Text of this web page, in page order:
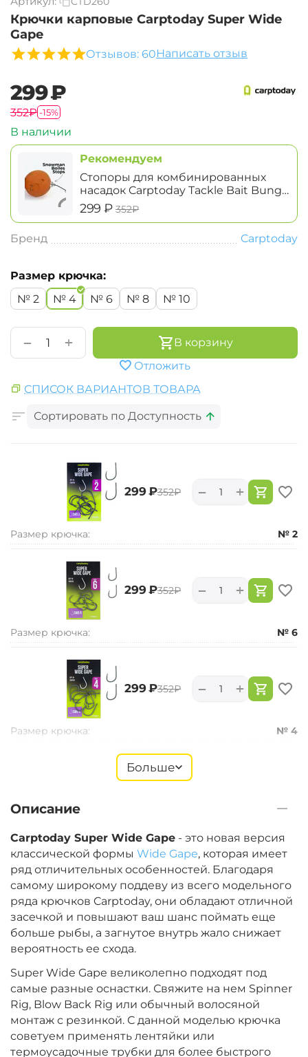
Крючки карповые Carptoday Super Wide
Gape
Отзывов: 60Написать отзыв
‍299‍₽
‍352‍₽-15%
В наличии
Рекомендуем
Стопоры для комбинированных
насадок Carptoday Tackle Bait Bung
Snowman Boiles Stops
‍299‍ ₽ ‍352‍₽
Бренд Carptoday
Размер крючка:
№ 2
№ 4 № 6 № 8 № 10
+
−
В корзину
Отложить
СПИСОК ВАРИАНТОВ ТОВАРА
Сортировать по Доступность
‍299‍ ₽‍352‍₽ +
−
Размер крючка: № 2
‍299‍ ₽‍352‍₽ +
−
Размер крючка: № 6
‍299‍ ₽‍352‍₽ +
−
Размер крючка: № 4
‍299‍ ₽‍352‍₽ +
−
Размер крючка: № 10
Больше
Описание
Carptoday Super Wide Gape - это новая версия
классической формы Wide Gape, которая имеет
ряд отличительных особенностей. Благодаря
самому широкому поддеву из всего модельного
ряда крючков Carptoday, они обладают отличной
засечкой и повышают ваш шанс поймать еще
больше рыбы, а загнутое внутрь жало снижает
вероятность ее схода.
Super Wide Gape великолепно подходят под
самые разные оснастки. Свяжите на нем Spinner
Rig, Blow Back Rig или обычный волосяной
монтаж с резинкой. С данной моделью крючка
советуем применять лентяйки или
термоусадочные трубки для более быстрого